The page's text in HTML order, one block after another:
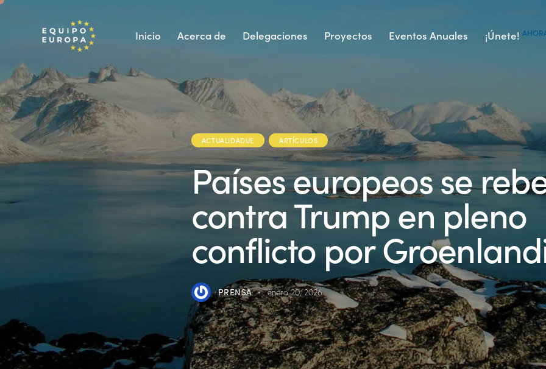
Inicio Acerca de Delegaciones Proyectos Eventos Anuales ¡Únete!
ACTUALIDADUE ARTÍCULOS
Países europeos se
contra Trump en pleno
conflicto por
PRENSA enero 20, 2026